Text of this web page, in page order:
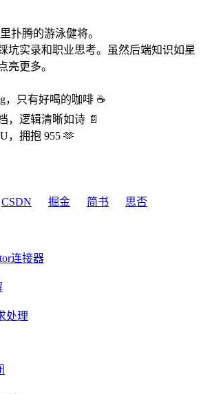
扑腾的游泳健将。
坑实录和职业思考。虽然后端知识如星
亮更多。
，只有好喝的咖啡 ☕️
，逻辑清晰如诗 📄
，拥抱 955 🫶
CSDN 掘金 简书
思否
连接器
处理